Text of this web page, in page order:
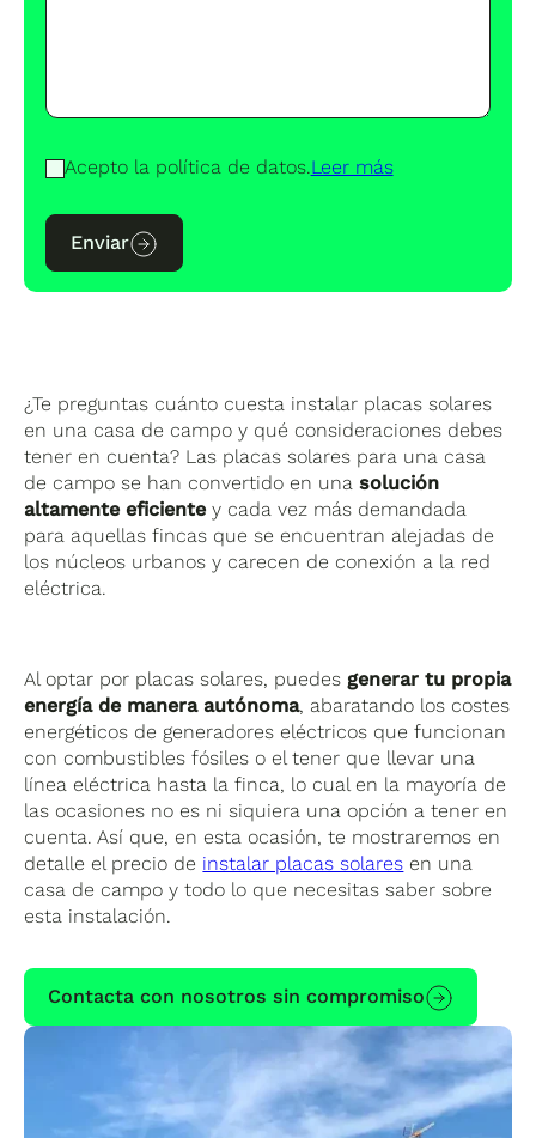
Acepto la política de datos.Leer más
Enviar
¿Te preguntas cuánto cuesta instalar placas solares
en una casa de campo y qué consideraciones debes
tener en cuenta? Las placas solares para una casa
de campo se han convertido en unasolución
altamente eficientey cada vez más demandada
para aquellas fincas que se encuentran alejadas de
los núcleos urbanos y carecen de conexión a la red
eléctrica.
Al optar por placas solares, puedes generar tu propia
energía de manera autónoma, abaratando los costes
energéticos de generadores eléctricos que funcionan
con combustibles fósiles o el tener que llevar una
línea eléctrica hasta la finca, lo cual en la mayoría de
las ocasiones no es ni siquiera una opción a tener en
cuenta. Así que, en esta ocasión, te mostraremos en
detalle el precio de instalar placas solares en una
casa de campo y todo lo que necesitas saber sobre
esta instalación.
Contacta con nosotros sin compromiso